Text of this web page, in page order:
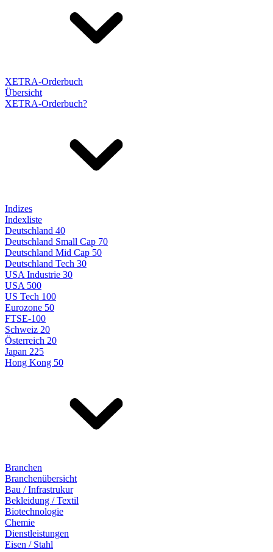
XETRA-Orderbuch
Übersicht
XETRA-Orderbuch?
Indizes
Indexliste
Deutschland 40
Deutschland Small Cap 70
Deutschland Mid Cap 50
Deutschland Tech 30
USA Industrie 30
USA 500
US Tech 100
Eurozone 50
FTSE-100
Schweiz 20
Österreich 20
Japan 225
Hong Kong 50
Branchen
Branchenübersicht
Bau / Infrastrukur
Bekleidung / Textil
Biotechnologie
Chemie
Dienstleistungen
Eisen / Stahl